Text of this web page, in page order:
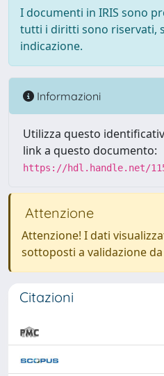
I documenti in IRIS sono
tutti i diritti sono riservati,
indicazione.
Informazioni
Utilizza questo
link a questo documento:
https://hdl.handle.net/
Attenzione
Attenzione! I dati
sottoposti a validazione
Citazioni